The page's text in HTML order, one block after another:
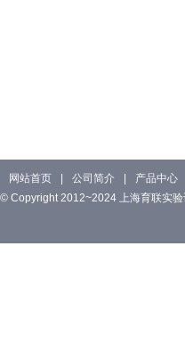
网站首页 公司简介 产品中心
© Copyright 2012~2024 上海育联实